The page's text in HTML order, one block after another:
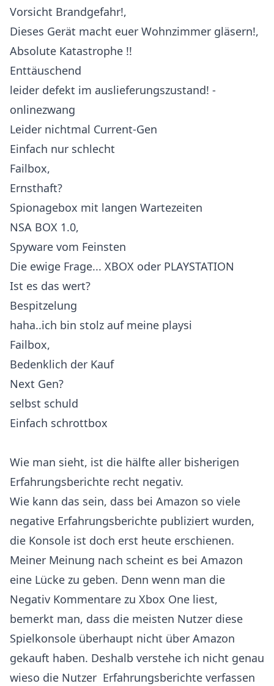
Vorsicht Brandgefahr!,
Dieses Gerät macht euer Wohnzimmer gläsern!,
Absolute Katastrophe !!
Enttäuschend
leider defekt im auslieferungszustand! -
onlinezwang
Leider nichtmal Current-Gen
Einfach nur schlecht
Failbox,
Ernsthaft?
Spionagebox mit langen Wartezeiten
NSA BOX 1.0,
Spyware vom Feinsten
Die ewige Frage... XBOX oder PLAYSTATION
Ist es das wert?
Bespitzelung
haha..ich bin stolz auf meine playsi
Failbox,
Bedenklich der Kauf
Next Gen?
selbst schuld
Einfach schrottbox
Wie man sieht, ist die hälfte aller bisherigen
Erfahrungsberichte recht negativ.
Wie kann das sein, dass bei Amazon so viele
negative Erfahrungsberichte publiziert wurden,
die Konsole ist doch erst heute erschienen.
Meiner Meinung nach scheint es bei Amazon
eine Lücke zu geben. Denn wenn man die
Negativ Kommentare zu Xbox One liest,
bemerkt man, dass die meisten Nutzer diese
Spielkonsole überhaupt nicht über Amazon
gekauft haben. Deshalb verstehe ich nicht genau
wieso die Nutzer Erfahrungsberichte verfassen